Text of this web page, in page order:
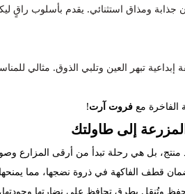
ومذاق استثنائي. يقدم بأسلوب راقٍ
تبهر العين وتلبي الذوق. مثالي
الفاخرة مع فروت آرت!
إلى طاولتك
بل هي رحلة تبدأ من أرقى المزارع
قطف الفاكهة في ذروة نضجها، مما يمنحها
وتُنقل بطرق تحافظ على نضارتها